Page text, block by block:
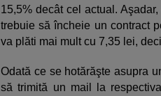
15,5% decât cel actual.
trebuie să încheie un contract
va plăti mai mult cu 7,35 lei,
Odată ce se hotărăşte asupra
să trimită un mail la